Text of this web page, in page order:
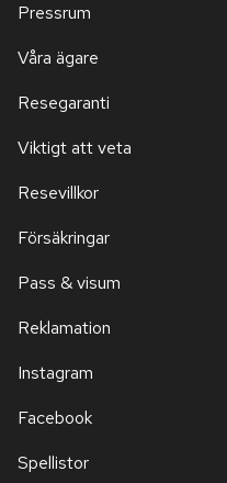
Pressrum
Våra ägare
Resegaranti
Viktigt att veta
Resevillkor
Försäkringar
Pass & visum
Reklamation
Instagram
Facebook
Spellistor